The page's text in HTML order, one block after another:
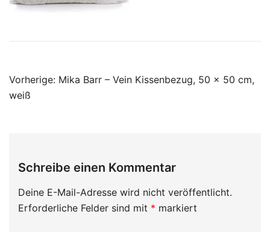
Beitragsnavigation
Vorherige: Mika Barr – Vein Kissenbezug, 50 x 50 cm,
weiß
Schreibe einen Kommentar
Deine E-Mail-Adresse wird nicht veröffentlicht.
Erforderliche Felder sind mit * markiert